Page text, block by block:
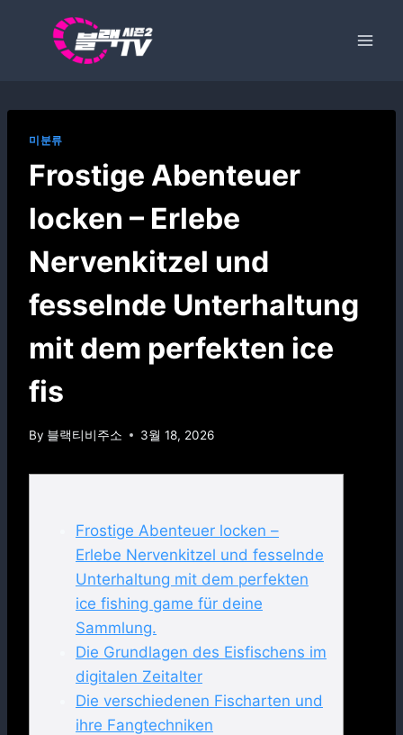
미분류
Frostige Abenteuer
locken – Erlebe
Nervenkitzel und
fesselnde Unterhaltung
mit dem perfekten ice
fis
By 블랙티비주소 3월 18, 2026
Frostige Abenteuer locken –
Erlebe Nervenkitzel und fesselnde
Unterhaltung mit dem perfekten
ice fishing game für deine
Sammlung.
Die Grundlagen des Eisfischens im
digitalen Zeitalter
Die verschiedenen Fischarten und
ihre Fangtechniken